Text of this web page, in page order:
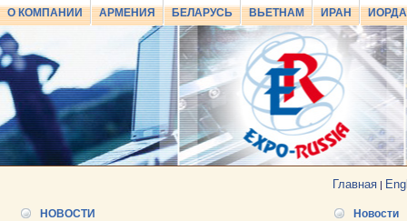
О КОМПАНИИ АРМЕНИЯ БЕЛАРУСЬ ВЬЕТНАМ ИРАН
Главная |
НОВОСТИ
25.06.2026 ::Пост-релиз
25.06.2026 ::Деловая программа EXPO EURASIA
VIETNAM 2026
промышленной выставки «EXPO EURASIA
Новости